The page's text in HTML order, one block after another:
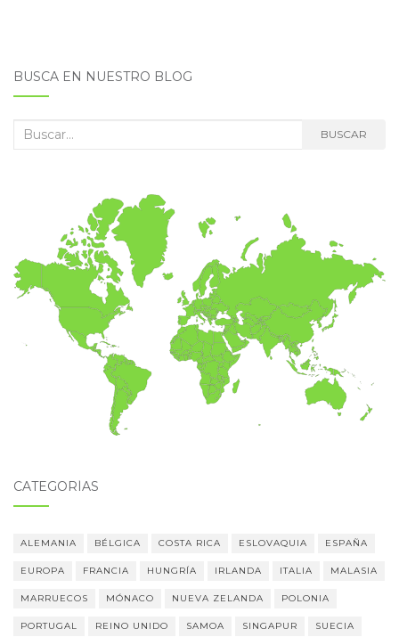
BUSCA EN NUESTRO BLOG
Buscar: BUSCAR
CATEGORÍAS
ALEMANIA BÉLGICA COSTA RICA ESLOVAQUIA ESPAÑA
EUROPA FRANCIA HUNGRÍA IRLANDA ITALIA MALASIA
MARRUECOS MÓNACO NUEVA ZELANDA POLONIA
PORTUGAL REINO UNIDO SAMOA SINGAPUR SUECIA